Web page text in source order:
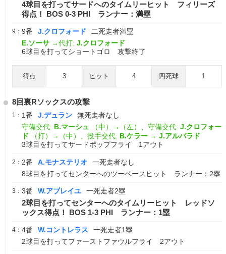
4球目を打ってサードへのタイムリーヒット フィリーズ
得点！ BOS 0-3 PHI ランナー：満塁
9： 9番 J.クロフォード
二死走者満塁
E.ソーサ →代打: J.クロフォード
6球目を打ってショートゴロ 攻撃終了
得点 3 ヒット 4 四死球 1
8回裏Rソックスの攻撃
1： 1番 J.デュラン
無死走者なし
守備交代: B.マーシュ （中）→（左）、守備交代: J.クロフォー
ド
（打）→（中）、投手交代: B.ケラー → J.アルバラド
3球目を打ってサードポップフライ 1アウト
2： 2番 A.モナステリオ
一死走者なし
8球目を打ってセンターへのツーベースヒット ランナー：2塁
3： 3番 W.アブレイユ 一死走者2塁
2球目を打ってセンターへのタイムリーヒット レッドソ
ックス得点！ BOS 1-3 PHI ランナー：1塁
4： 4番 W.コントレラス
一死走者1塁
2球目を打ってファーストファウルフライ 2アウト